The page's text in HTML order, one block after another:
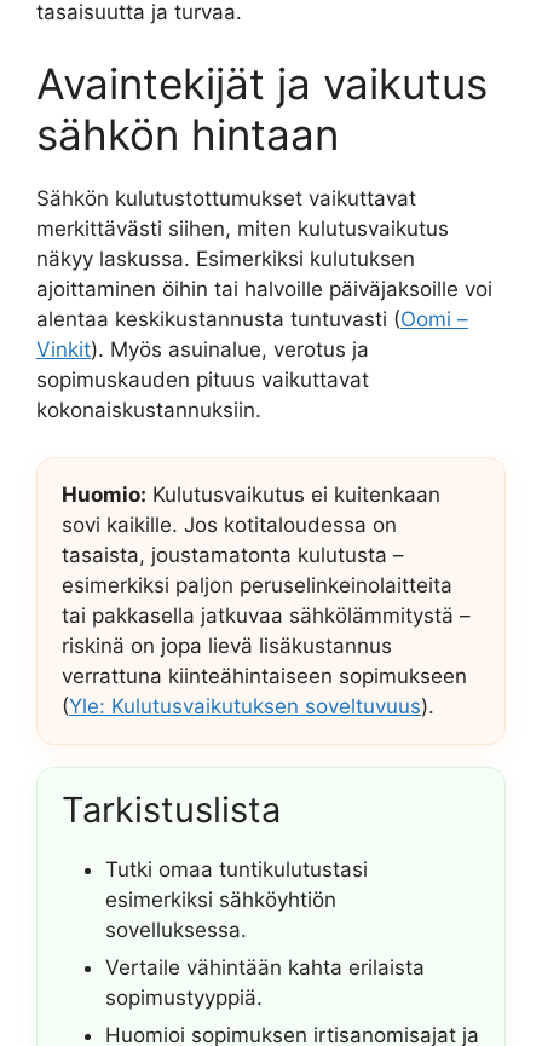
tasaisuutta ja turvaa.
Avaintekijät ja vaikutus
sähkön hintaan
Sähkön kulutustottumukset vaikuttavat
merkittävästi siihen, miten kulutusvaikutus
näkyy laskussa. Esimerkiksi kulutuksen
ajoittaminen öihin tai halvoille päiväjaksoille voi
alentaa keskikustannusta tuntuvasti (Oomi –
Vinkit). Myös asuinalue, verotus ja
sopimuskauden pituus vaikuttavat
kokonaiskustannuksiin.
Huomio: Kulutusvaikutus ei kuitenkaan
sovi kaikille. Jos kotitaloudessa on
tasaista, joustamatonta kulutusta –
esimerkiksi paljon peruselinkeinolaitteita
tai pakkasella jatkuvaa sähkölämmitystä –
riskinä on jopa lievä lisäkustannus
verrattuna kiinteähintaiseen sopimukseen
(Yle: Kulutusvaikutuksen soveltuvuus).
Tarkistuslista
Tutki omaa tuntikulutustasi
esimerkiksi sähköyhtiön
sovelluksessa.
Vertaile vähintään kahta erilaista
sopimustyyppiä.
Huomioi sopimuksen irtisanomisajat ja